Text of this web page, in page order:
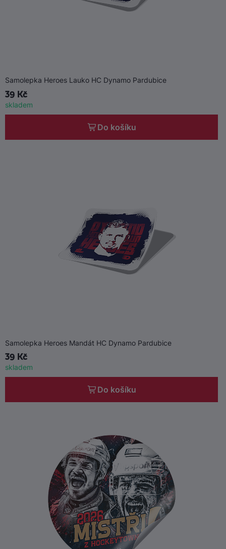
Do košíku
Samolepka Heroes Lauko HC Dynamo Pardubice
39 Kč
skladem
Do košíku
Samolepka Heroes Mandát HC Dynamo Pardubice
39 Kč
skladem